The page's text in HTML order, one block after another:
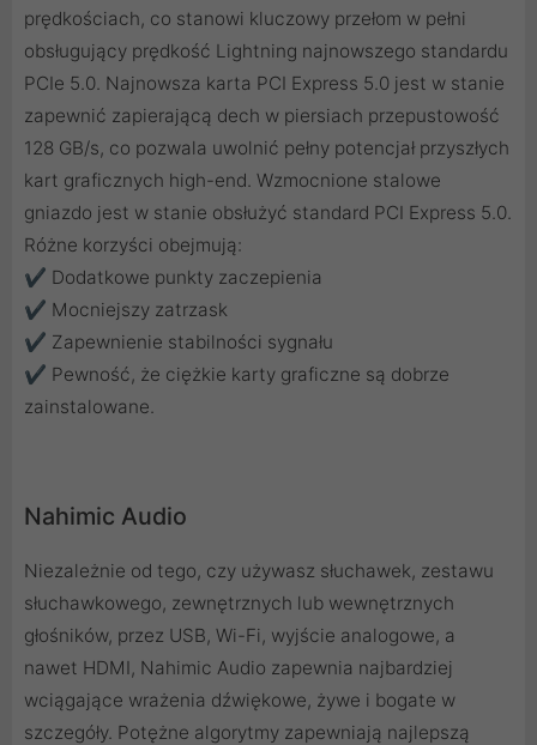
prędkościach, co stanowi kluczowy przełom w pełni
obsługujący prędkość Lightning najnowszego standardu
PCIe 5.0. Najnowsza karta PCI Express 5.0 jest w stanie
zapewnić zapierającą dech w piersiach przepustowość
128 GB/s, co pozwala uwolnić pełny potencjał przyszłych
kart graficznych high-end. Wzmocnione stalowe
gniazdo jest w stanie obsłużyć standard PCI Express 5.0.
Różne korzyści obejmują:
✔ Dodatkowe punkty zaczepienia
✔ Mocniejszy zatrzask
✔ Zapewnienie stabilności sygnału
✔ Pewność, że ciężkie karty graficzne są dobrze
zainstalowane.
Nahimic Audio
Niezależnie od tego, czy używasz słuchawek, zestawu
słuchawkowego, zewnętrznych lub wewnętrznych
głośników, przez USB, Wi-Fi, wyjście analogowe, a
nawet HDMI, Nahimic Audio zapewnia najbardziej
wciągające wrażenia dźwiękowe, żywe i bogate w
szczegóły. Potężne algorytmy zapewniają najlepszą